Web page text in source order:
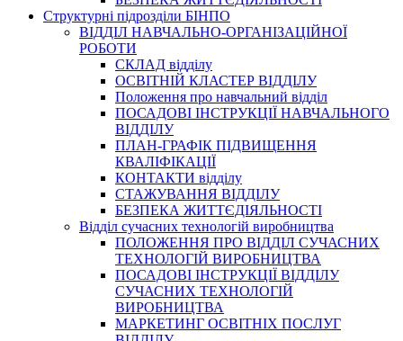
Структурні підрозділи БІНПО
ВІДДІЛ НАВЧАЛЬНО-ОРГАНІЗАЦІЙНОЇ
РОБОТИ
СКЛАД відділу
ОСВІТНІЙ КЛАСТЕР ВІДДІЛУ
Положення про навчальний вiддiл
ПОСАДОВІ ІНСТРУКЦІЇ НАВЧАЛЬНОГО
ВІДДІЛУ
ПЛАН-ГРАФІК ПІДВИЩЕННЯ
КВАЛІФІКАЦІЇ
КОНТАКТИ відділу
СТАЖУВАННЯ ВІДДІЛУ
БЕЗПЕКА ЖИТТЄДІЯЛЬНОСТІ
Відділ сучасних технологій виробництва
ПОЛОЖЕННЯ ПРО ВІДДІЛ СУЧАСНИХ
ТЕХНОЛОГІЙ ВИРОБНИЦТВА
ПОСАДОВІ ІНСТРУКЦІЇ ВІДДІЛУ
СУЧАСНИХ ТЕХНОЛОГІЙ
ВИРОБНИЦТВА
МАРКЕТИНГ ОСВІТНІХ ПОСЛУГ